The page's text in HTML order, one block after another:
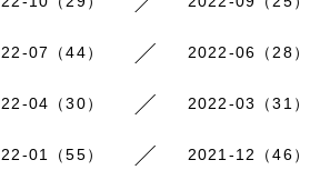
07（44） 2022-06（28）
04（30） 2022-03（31）
01（55） 2021-12（46）